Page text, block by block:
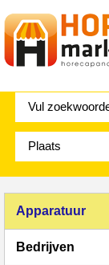
Apparatuur
Bedrijven